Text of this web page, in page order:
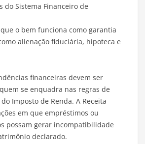
do Sistema Financeiro de
que o bem funciona como garantia
alienação fiduciária, hipoteca e
financeiras devem ser
se enquadra nas regras de
Imposto de Renda. A Receita
em que empréstimos ou
possam gerar incompatibilidade
declarado.